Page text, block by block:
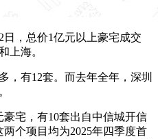
，总价1亿元以上豪宅成交
上海。
，有12套。 而去年全年，深圳
宅，有10套出自中信城开信
个项目均为2025年四季度首